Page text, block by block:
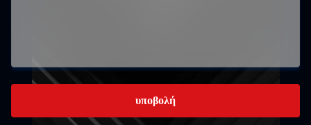
υποβολή